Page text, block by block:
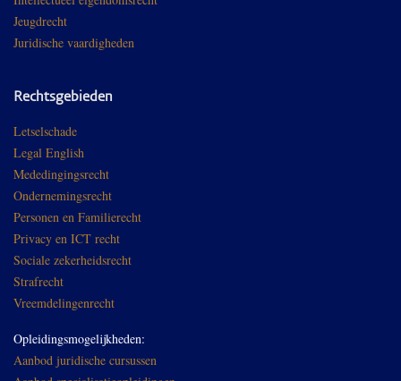
Jeugdrecht
Juridische vaardigheden
Rechtsgebieden
Letselschade
Legal English
Mededingingsrecht
Ondernemingsrecht
Personen en Familierecht
Privacy en ICT recht
Sociale zekerheidsrecht
Strafrecht
Vreemdelingenrecht
Opleidingsmogelijkheden:
Aanbod juridische cursussen